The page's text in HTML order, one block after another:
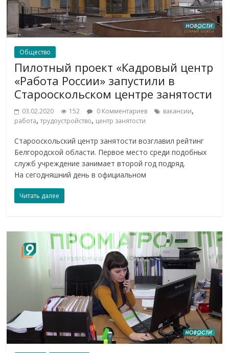
Общество
Пилотный проект «Кадровый центр
«Работа России» запустили в
Старооскольском центре занятости
03.02.2020 152 0 Комментариев вакансии,
работа,трудоустройство, центр занятости
Старооскольский центр занятости возглавил рейтинг
Белгородской области. Первое место среди подобных
служб учреждение занимает второй год подряд.
На сегодняшний день в официальном
Читать далее